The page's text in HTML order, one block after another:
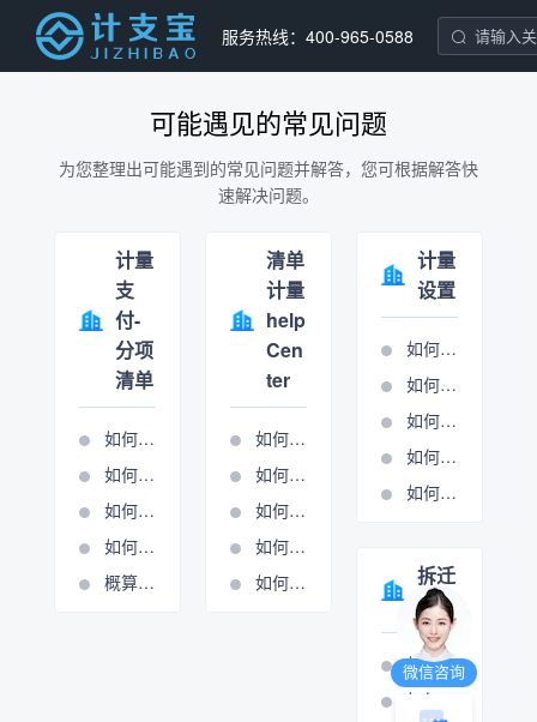
服务热线：400-965-0588
可能遇见的常见问题
为您整理出可能遇到的常见问题并解答，您可根据解答快
速解决问题。
计量
支
付-
分项
清单
如何导入清单
如何进行分项清单计量
如何使用施工图核算表
如何添加或修改费用条款
概算分项的操作视频
清单
计量
help
Cen
ter
如何进行周期管理
如何进行总包计量周期管理
如何新建周期
如何设置周期管理
如何进行计量支付
计量
设置
如何设置分项条目
如何设置合同报表
如何设置单位报表
如何进行报表输出
如何进行清单锁定
拆迁
管理
如何打印拆迁报表
如何设置房屋拆迁管理
微信咨询